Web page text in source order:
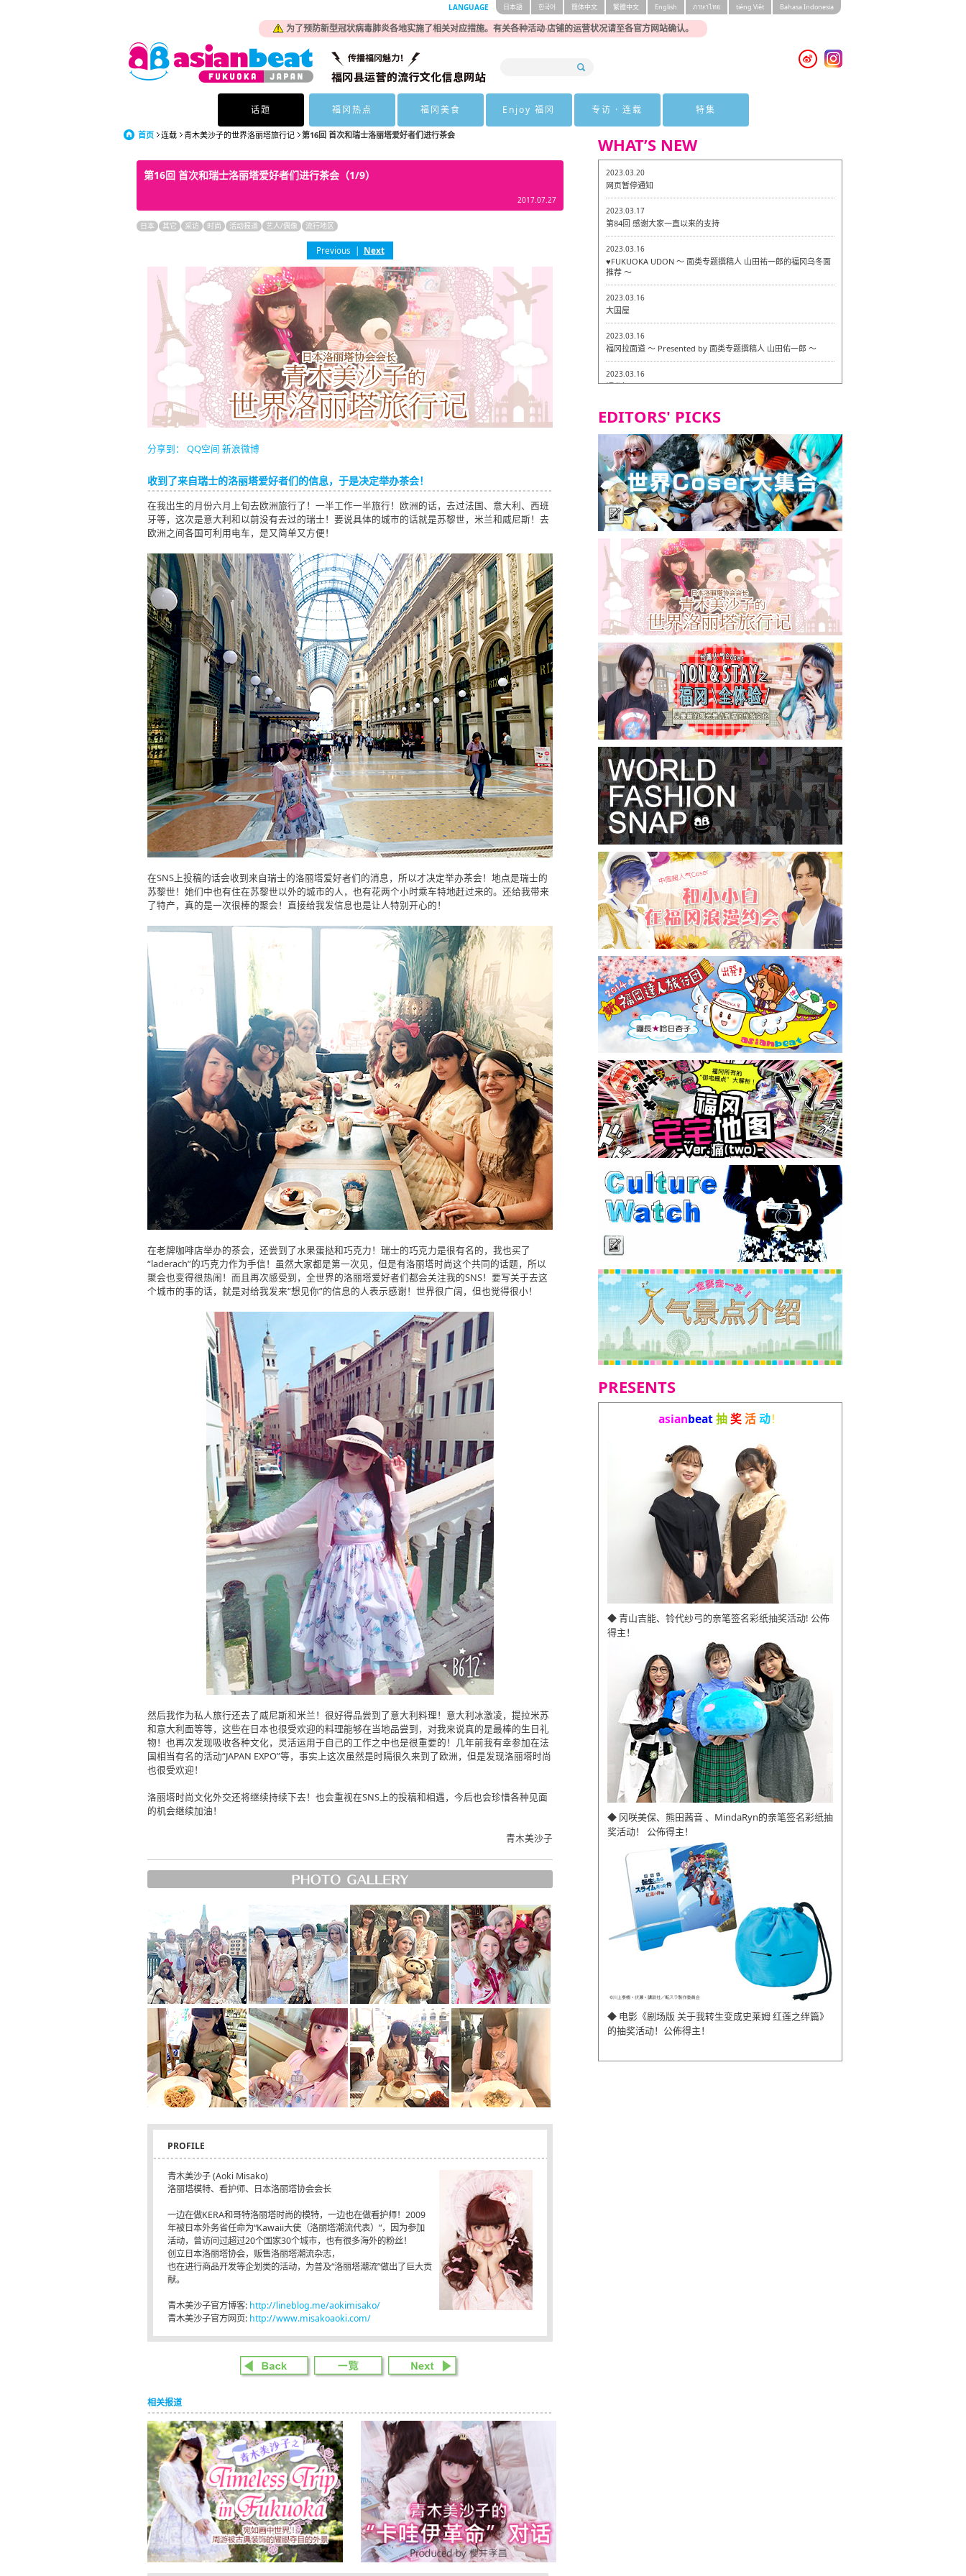
为了预防新型冠状病毒肺炎各地实施了相关对应措施。有关各种活动·店铺的运营状况请至各官方网站确认。
LANGUAGE 日本語 한국어 簡体中文 繁體中文 English ภาษาไทย tiéng Viêt Bahasa Indonesia
话题 福冈热点 福冈美食 Enjoy 福冈 专访 · 连载 特集
首页 连载 青木美沙子的世界洛丽塔旅行记 第16回 首次和瑞士洛丽塔爱好者们进行茶会
第16回 首次和瑞士洛丽塔爱好者们进行茶会（1/9）
2017.07.27
日本 其它 采访 时尚 活动报道 艺人/偶像 流行地区
Previous | Next
分享到： QQ空间 新浪微博
收到了来自瑞士的洛丽塔爱好者们的信息，于是决定举办茶会！
在我出生的月份六月上旬去欧洲旅行了！一半工作一半旅行！欧洲的话，去过法国、意大利、西班
牙等，这次是意大利和以前没有去过的瑞士！要说具体的城市的话就是苏黎世，米兰和威尼斯！去
欧洲之间各国可利用电车，是又简单又方便！
在SNS上投稿的话会收到来自瑞士的洛丽塔爱好者们的消息，所以才决定举办茶会！地点是瑞士的
苏黎世！她们中也有住在苏黎世以外的城市的人，也有花两个小时乘车特地赶过来的。还给我带来
了特产，真的是一次很棒的聚会！直接给我发信息也是让人特别开心的！
在老牌咖啡店举办的茶会，还尝到了水果蛋挞和巧克力！瑞士的巧克力是很有名的，我也买了
“laderach”的巧克力作为手信！虽然大家都是第一次见，但是有洛丽塔时尚这个共同的话题，所以
聚会也变得很热闹！而且再次感受到，全世界的洛丽塔爱好者们都会关注我的SNS！要写关于去这
个城市的事的话，就是对给我发来“想见你”的信息的人表示感谢！世界很广阔，但也觉得很小！
然后我作为私人旅行还去了威尼斯和米兰！很好得品尝到了意大利料理！意大利冰激凌，提拉米苏
和意大利面等等，这些在日本也很受欢迎的料理能够在当地品尝到，对我来说真的是最棒的生日礼
物！也再次发现吸收各种文化，灵活运用于自己的工作之中也是很重要的！几年前我有幸参加在法
国相当有名的活动“JAPAN EXPO”等，事实上这次虽然是时隔很久来到了欧洲，但是发现洛丽塔时尚
也很受欢迎！
洛丽塔时尚文化外交还将继续持续下去！也会重视在SNS上的投稿和相遇，今后也会珍惜各种见面
的机会继续加油！
青木美沙子
PROFILE
青木美沙子 (Aoki Misako)
洛丽塔模特、看护师、日本洛丽塔协会会长
一边在做KERA和哥特洛丽塔时尚的模特，一边也在做看护师！2009
年被日本外务省任命为“Kawaii大使（洛丽塔潮流代表）”，因为参加
活动，曾访问过超过20个国家30个城市，也有很多海外的粉丝！
创立日本洛丽塔协会，贩售洛丽塔潮流杂志，
也在进行商品开发等企划类的活动，为普及“洛丽塔潮流”做出了巨大贡
献。
青木美沙子官方博客: http://lineblog.me/aokimisako/
青木美沙子官方网页: http://www.misakoaoki.com/
相关报道
WHAT’S NEW
2023.03.20
网页暂停通知
2023.03.17
第84回 感谢大家一直以来的支持
2023.03.16
♥FUKUOKA UDON ～ 面类专题撰稿人 山田祐一郎的福冈乌冬面
推荐 ～
2023.03.16
大国屋
2023.03.16
福冈拉面道 〜 Presented by 面类专题撰稿人 山田佑一郎 〜
2023.03.16
福龙轩
2023.03.07
Isogiyokarazu 博多总店 〜 严格素食主义・素食主义者的菜单试
的试吃之旅 in 福冈市！〜
2023.03.07
严格素食主义・素食主义者的菜单试的试吃之旅 in 福冈市！
2023.03.02
Little Stand 大名店 〜 严格素食主义・素食主义者的菜单试的试
吃之旅 in 福冈市！〜
2023.02.28
东筑轩 折尾本社乌冬店
EDITORS' PICKS
PRESENTS
asianbeat抽奖活动！
◆ 青山吉能、铃代纱弓的亲笔签名彩纸抽奖活动! 公佈
得主！
◆ 冈咲美保、熊田茜音 、MindaRyn的亲笔签名彩纸抽
奖活动！ 公佈得主！
◆ 电影《剧场版 关于我转生变成史莱姆 红莲之绊篇》
的抽奖活动！公佈得主！